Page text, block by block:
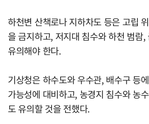
하천변 산책로나 지하차도 등은 고립
을 금지하고, 저지대 침수와 하천 범람,
유의해야 한다.
기상청은 하수도와 우수관, 배수구 등
가능성에 대비하고, 농경지 침수와 농
도 유의할 것을 전했다.